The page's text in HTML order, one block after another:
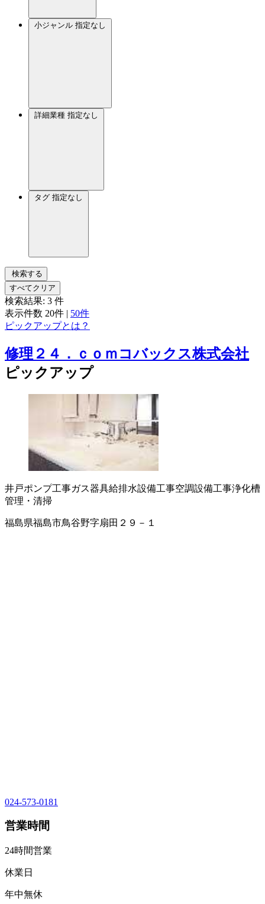
小ジャンル 指定なし
詳細業種 指定なし
タグ 指定なし
検索する
すべてクリア
検索結果: 3 件
表示件数 20件 | 50件
ピックアップとは？
修理２４．ｃｏｍコバックス株式会社
ピックアップ
井戸ポンプ工事ガス器具給排水設備工事空調設備工事浄化槽
管理・清掃
福島県福島市鳥谷野字扇田２９－１
024-573-0181
営業時間
24時間営業
休業日
年中無休